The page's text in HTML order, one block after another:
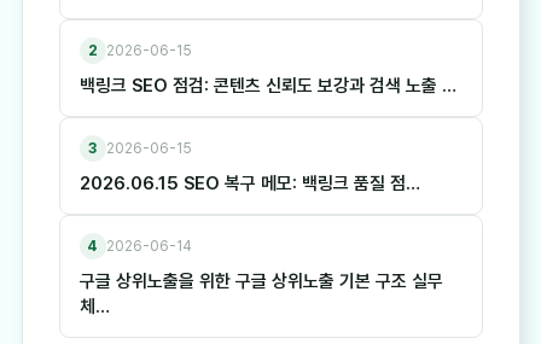
2 2026-06-15
백링크 SEO 점검: 콘텐츠 신뢰도 보강과 검색 노출 …
3 2026-06-15
2026.06.15 SEO 복구 메모: 백링크 품질 점…
4 2026-06-14
구글 상위노출을 위한 구글 상위노출 기본 구조 실무
체…